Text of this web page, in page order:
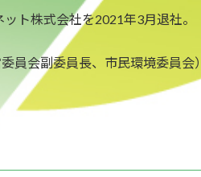
ト株式会社を2021年3月退社。
会副委員長、市民環境委員会）